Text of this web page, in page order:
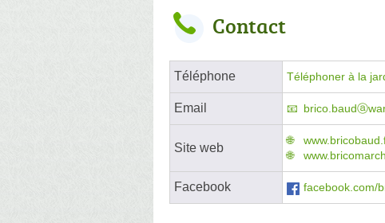
Contact
Téléphone Téléphoner à la
Email
Site web
Facebook facebook.com/